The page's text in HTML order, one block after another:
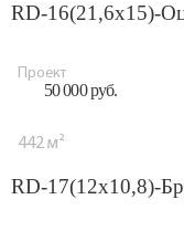
RD-16(21,6x15)-
Проект
50 000 руб.
442 м²
RD-17(12x10,8)-